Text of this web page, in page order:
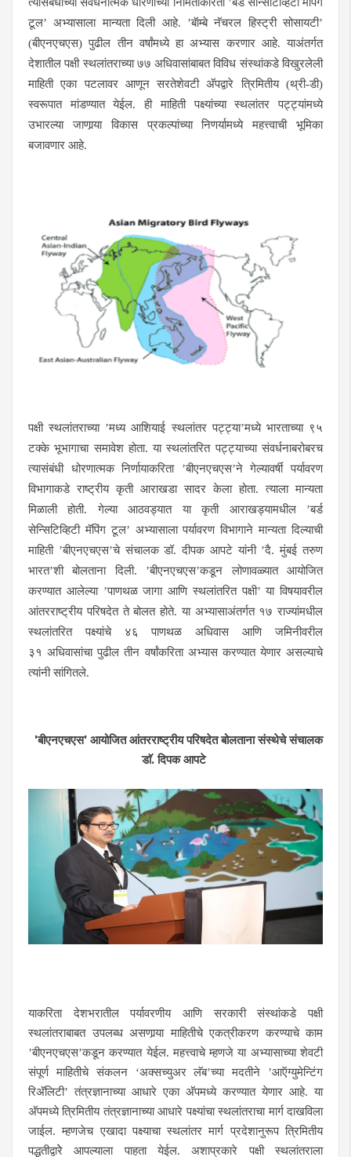
टूल’ अभ्यासाला मान्यता दिली आहे. ’बॅाम्बे नॅचरल हिस्ट्री सोसायटी’
(बीएनएचएस) पुढील तीन वर्षांमध्ये हा अभ्यास करणार आहे. याअंतर्गत
देशातील पक्षी स्थलांतराच्या७७ अधिवासांबाबत विविध संस्थांकडे विखुरलेली
माहिती एका पटलावर आणून सरतेशेवटी अ‍ॅपद्वारे त्रिमितीय (थ्री-डी)
स्वरूपात मांडण्यात येईल. ही माहिती पक्ष्यांच्या स्थलांतर पट्ट्यांमध्ये
उभारल्या जाणार्‍या विकास प्रकल्पांच्या निणर्यामध्ये महत्त्वाची भूमिका
बजावणार आहे.
पक्षी स्थलांतराच्या ’मध्य आशियाई स्थलांतर पट्ट्या’मध्ये भारताच्या ९५
टक्के भूभागाचा समावेश होता. या स्थलांतरित पट्ट्याच्या संवर्धनाबरोबरच
त्यासंबंधी धोरणात्मक निर्णायाकरिता ’बीएनएचएस’ने गेल्यावर्षी पर्यावरण
विभागाकडे राष्ट्रीय कृती आराखडा सादर केला होता. त्याला मान्यता
मिळाली होती. गेल्या आठवड्यात या कृती आराखड्यामधील ’बर्ड
सेन्सिटिव्हिटी मॅपिंग टूल’ अभ्यासाला पर्यावरण विभागाने मान्यता दिल्याची
माहिती ’बीएनएचएस’चे संचालक डॉ. दीपक आपटे यांनी ’दै. मुंबई तरुण
भारत’शी बोलताना दिली. ’बीएनएचएस’कडून लोणावळ्यात आयोजित
करण्यात आलेल्या ’पाणथळ जागा आणि स्थलांतरित पक्षी’ या विषयावरील
आंतरराष्ट्रीय परिषदेत ते बोलत होते. या अभ्यासाअंतर्गत १७ राज्यांमधील
स्थलांतरित पक्ष्यांचे ४६ पाणथळ अधिवास आणि जमिनीवरील
३१ अधिवासांचा पुढील तीन वर्षांकरिता अभ्यास करण्यात येणार असल्याचे
त्यांनी सांगितले.
'बीएनएचएस' आयोजित आंतरराष्ट्रीय परिषदेत बोलताना संस्थेचे संचालक
डाॅ. दिपक आपटे
याकरिता देशभरातील पर्यावरणीय आणि सरकारी संस्थांकडे पक्षी
स्थलांतराबाबत उपलब्ध असणार्‍या माहितीचे एकत्रीकरण करण्याचे काम
’बीएनएचएस’कडून करण्यात येईल. महत्त्वाचे म्हणजे या अभ्यासाच्या शेवटी
संपूर्ण माहितीचे संकलन ‘अक्सच्युअर लॅब’च्या मदतीने ’आऍग्युमेन्टिंग
रिअ‍ॅलिटी’ तंत्रज्ञानाच्या आधारे एका अ‍ॅपमध्ये करण्यात येणार आहे. या
अ‍ॅपमध्ये त्रिमितीय तंत्रज्ञानाच्या आधारे पक्ष्यांचा स्थलांतराचा मार्ग दाखविला
जाईल. म्हणजेच एखादा पक्ष्याचा स्थलांतर मार्ग प्रदेशानुरूप त्रिमितीय
पद्धतीद्वारेे आपल्याला पाहता येईल. अशाप्रकारे पक्षी स्थलांतराला